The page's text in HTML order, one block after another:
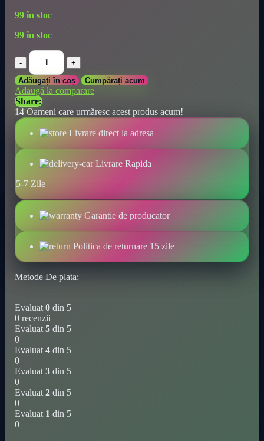
99 în stoc
99 în stoc
1
Perie
de
curățare
din
plastic
multifuncțională
lopată
-
lopată
de
mână
curățarea
baie,
mașini
și
podele
nu
necesară
cantitate
Adăugați în coș Cumpărați acum
Adaugă la comparare
Share:
14 Oameni care urmăresc acest produs acum!
Livrare direct la adresa
Livrare Rapida
5-7 Zile
Garantie de producator
Politica de returnare 15 zile
Metode De plata:
Evaluat 0 din 5
0 recenzii
Evaluat 5 din 5
0
Evaluat 4 din 5
0
Evaluat 3 din 5
0
Evaluat 2 din 5
0
Evaluat 1 din 5
0